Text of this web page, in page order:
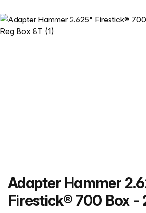
Toote nimi
Adapter Hammer
Firestick® 700 Box -